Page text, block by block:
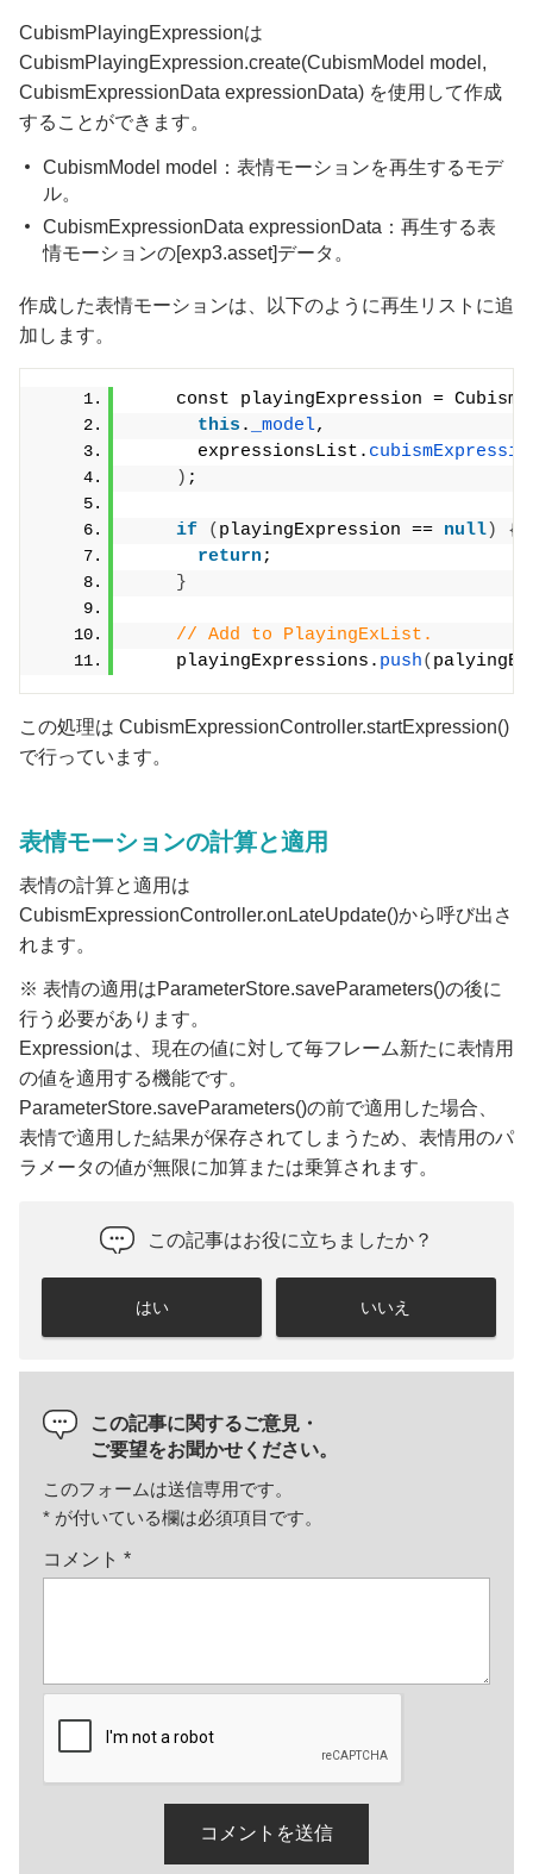
CubismPlayingExpressionは
CubismPlayingExpression.create(CubismModel model,
CubismExpressionData expressionData) を使用して作成
することができます。
CubismModel model：表情モーションを再生するモデ
ル。
CubismExpressionData expressionData：再生する表
情モーションの[exp3.asset]データ。
作成した表情モーションは、以下のように再生リストに追
加します。
const playingExpression =
this . _model,
      expressionsList.
) ;
if ( playingExpression == null)
{
return;
}
// Add to PlayingExList.
    playingExpressions.
push(
この処理は CubismExpressionController.startExpression()
で行っています。
表情モーションの計算と適用
表情の計算と適用は
CubismExpressionController.onLateUpdate()から呼び出さ
れます。
※ 表情の適用はParameterStore.saveParameters()の後に
行う必要があります。
Expressionは、現在の値に対して毎フレーム新たに表情用
の値を適用する機能です。
ParameterStore.saveParameters()の前で適用した場合、
表情で適用した結果が保存されてしまうため、表情用のパ
ラメータの値が無限に加算または乗算されます。
この記事はお役に立ちましたか？
はい いいえ
この記事に関するご意見・
ご要望をお聞かせください。
このフォームは送信専用です。
* が付いている欄は必須項目です。
コメント *